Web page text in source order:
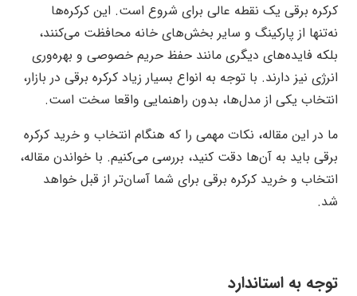
کرکره برقی یک نقطه عالی برای شروع است. این کرکره‌ها
نه‌تنها از پارکینگ و سایر بخش‌های خانه محافظت می‌کنند،
بلکه فایده‌های دیگری مانند حفظ حریم خصوصی و بهره‌وری
انرژی نیز دارند. با توجه به انواع بسیار زیاد کرکره برقی در بازار،
انتخاب یکی از مدل‌ها، بدون راهنمایی واقعا سخت است.
ما در این مقاله، نکات مهمی را که هنگام انتخاب و خرید کرکره
برقی باید به آن‌ها دقت کنید، بررسی می‌کنیم. با خواندن مقاله،
انتخاب و خرید کرکره برقی برای شما آسان‌تر از قبل خواهد
شد.
توجه به استاندارد